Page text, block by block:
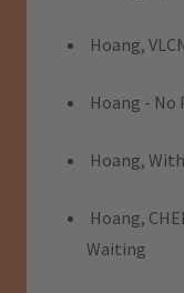
Hoang,
Hoang - No
Hoang,
Hoang,
Waiting